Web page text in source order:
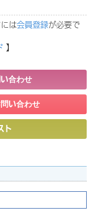
は会員登録が必要で
】